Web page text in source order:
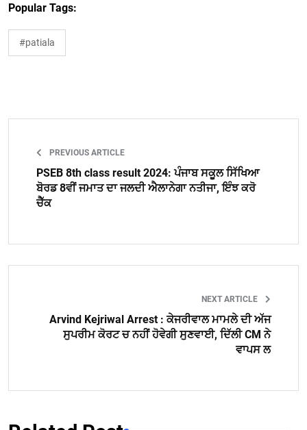
Popular Tags:
#patiala
PREVIOUS ARTICLE
PSEB 8th class result 2024: ਪੰਜਾਬ ਸਕੂਲ ਸਿੱਖਿਆ
ਬੋਰਡ 8ਵੀਂ ਜਮਾਤ ਦਾ ਜਲਦੀ ਐਲਾਨੇਗਾ ਨਤੀਜਾ, ਇੰਝ ਕਰੋ
ਚੈੱਕ
NEXT ARTICLE
Arvind Kejriwal Arrest : ਕੇਜਰੀਵਾਲ ਮਾਮਲੇ ਦੀ ਅੱਜ
ਸੁਪਰੀਮ ਕੋਰਟ ਚ ਨਹੀਂ ਹੋਵੇਗੀ ਸੁਣਵਾਈ, ਦਿੱਲੀ CM ਨੇ
ਵਾਪਸ ਲ